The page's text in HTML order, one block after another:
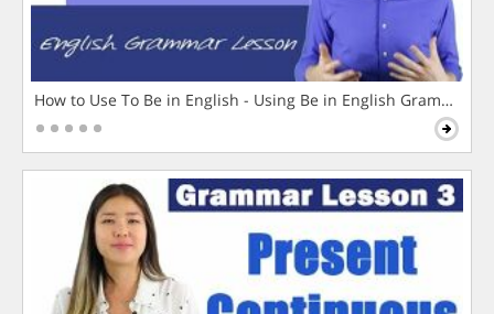
How to Use To Be in English - Using Be in English Grammar